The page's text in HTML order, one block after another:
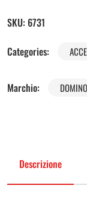
SKU: 6731
Categories:
Marchio: DOMINO
Descrizione